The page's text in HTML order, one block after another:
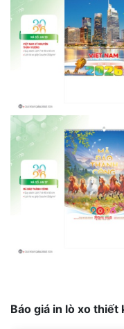
Báo giá in lò xo